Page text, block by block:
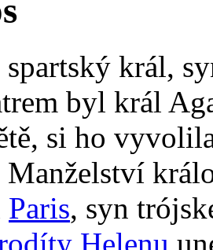
spartský král,
byl král
si ho
Paris, syn
Helenu